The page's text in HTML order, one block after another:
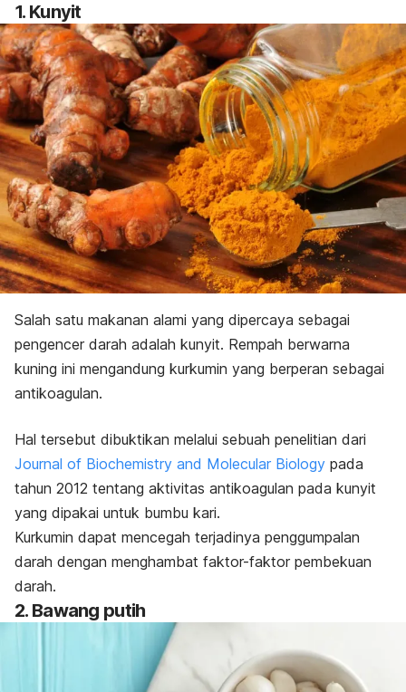
1. Kunyit
Salah satu makanan alami yang dipercaya sebagai
pengencer darah adalah kunyit. Rempah berwarna
kuning ini mengandung kurkumin yang berperan sebagai
antikoagulan.
Hal tersebut dibuktikan melalui sebuah penelitian dari
Journal of Biochemistry and Molecular Biology pada
tahun 2012 tentang aktivitas antikoagulan pada kunyit
yang dipakai untuk bumbu kari.
Kurkumin dapat mencegah terjadinya penggumpalan
darah dengan menghambat faktor-faktor pembekuan
darah.
2. Bawang putih